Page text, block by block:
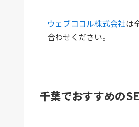
ウェブココル株式会社は
合わせください。
千葉でおすすめの